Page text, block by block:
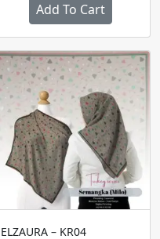
Add To Cart
Produk
ini
memiliki
beberapa
varian.
Pilihan
ini
dapat
diambil
di
halaman
produk
ELZAURA – KR04